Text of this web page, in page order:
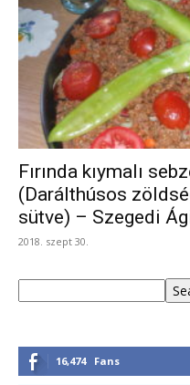
Fırında kıymalı
(Darálthúsos
sütve) – Szegedi
2018. szept 30.
16,474 Fans